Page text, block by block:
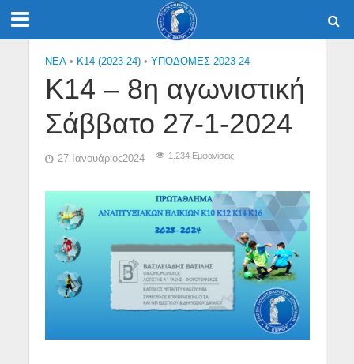
NEA • Κ14 (2023-24) • ΥΠΟΔΟΜΕΣ 2023-24
Κ14 – 8η αγωνιστική
Σάββατο 27-1-2024
27 Ιανουάριος2024 1.234 Εμφανίσεις